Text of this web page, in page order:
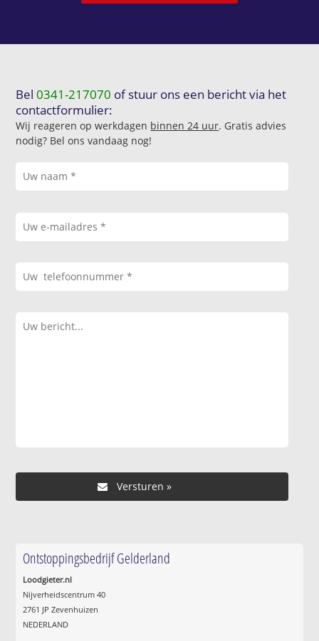
Bel0341-217070 of stuur ons een bericht via het
contactformulier:
Wij reageren op werkdagen binnen 24 uur. Gratis advies
nodig? Bel ons vandaag nog!
Ontstoppingsbedrijf Gelderland
Loodgieter.nl
Nijverheidscentrum 40
2761 JP Zevenhuizen
NEDERLAND